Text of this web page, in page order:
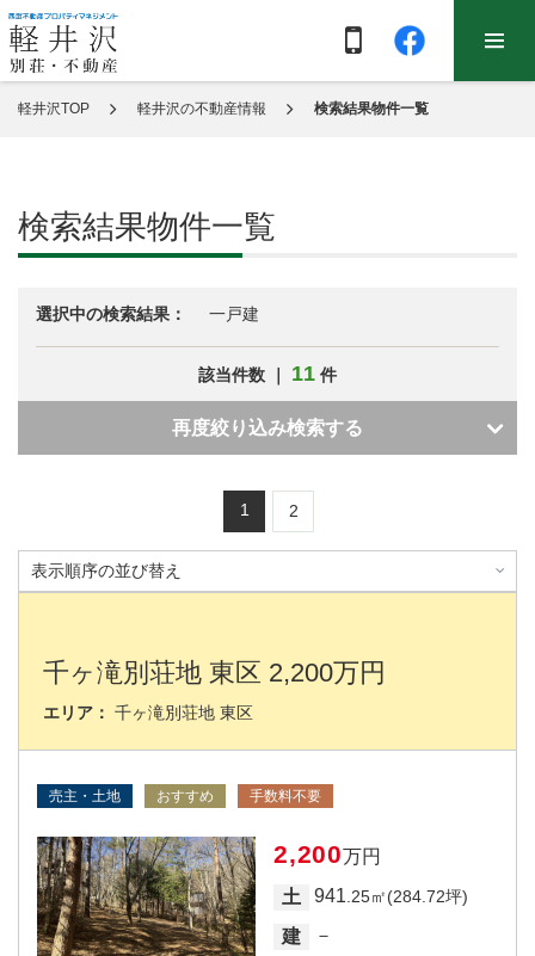
軽井沢TOP 軽井沢の不動産情報 検索結果物件一覧
検索結果物件一覧
選択中の検索結果： 一戸建
該当件数 ｜ 11 件
再度絞り込み検索する
1 2
千ヶ滝別荘地 東区 2,200万円
エリア： 千ヶ滝別荘地 東区
売主・土地 おすすめ 手数料不要
2,200万円
土
941 .25㎡(284.72坪)
建
－